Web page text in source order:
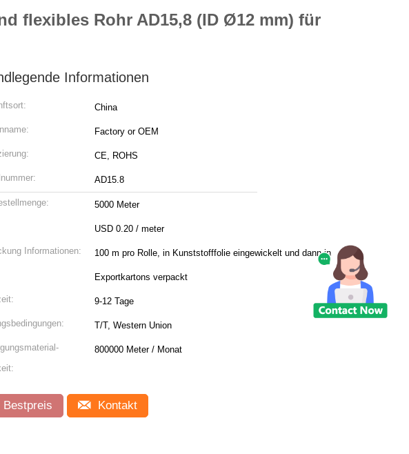
flexibles Rohr AD15,8 (ID Ø12 mm) für
Informationen
China
Factory or OEM
CE, ROHS
AD15.8
5000 Meter
USD 0.20 / meter
Informationen: 100 m pro Rolle, in Kunststofffolie eingewickelt und dann in
Exportkartons verpackt
9-12 Tage
T/T, Western Union
800000 Meter / Monat
Bestpreis Kontakt